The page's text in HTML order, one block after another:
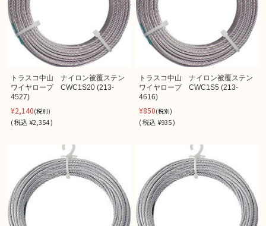
トラスコ中山 ナイロン被覆ステン
ワイヤロープ CWC1S20 (213-
4527)
¥2,140(税別)
(税込¥2,354 )
トラスコ中山 ナイロン被覆ステン
ワイヤロープ CWC1S5 (213-
4616)
¥850(税別)
(税込 ¥935 )